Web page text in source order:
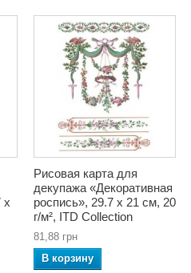
x
Рисовая карта для
декупажа «Декоративная
роспись», 29.7 x 21 см, 20
г/м², ITD Collection
81,88 грн
В корзину